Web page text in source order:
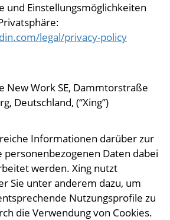
und Einstellungsmöglichkeiten
legal/privacy-policy
New Work SE, Dammtorstraße
Deutschland, (“Xing”)
Informationen darüber zur
personenbezogenen Daten dabei
werden. Xing nutzt
Sie unter anderem dazu, um
Nutzungsprofile zu
die Verwendung von Cookies.